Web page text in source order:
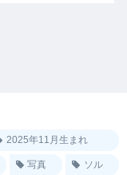
2025年11月生まれ
写真 ソル